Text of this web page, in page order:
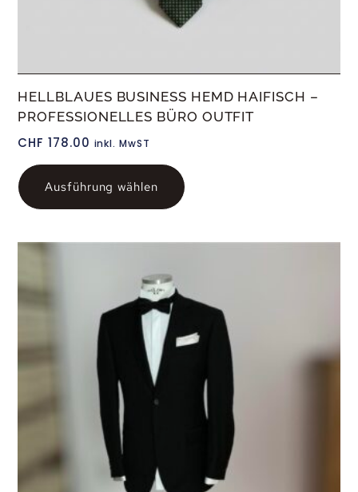
HELLBLAUES BUSINESS HEMD HAIFISCH –
PROFESSIONELLES BÜRO OUTFIT
CHF 178.00 inkl. MwST
Ausführung wählen